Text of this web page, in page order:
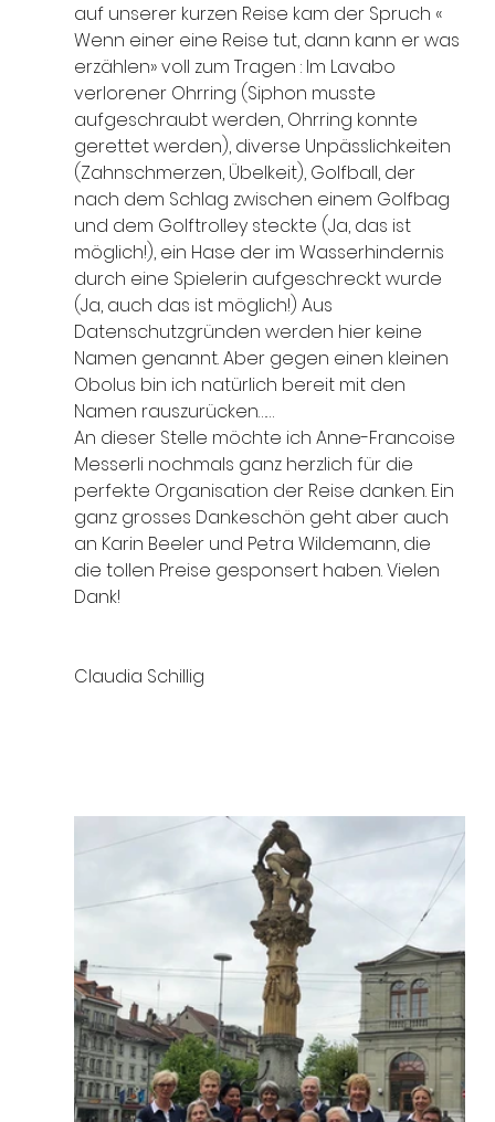
auf unserer kurzen Reise kam der Spruch «
Wenn einer eine Reise tut, dann kann er was
erzählen» voll zum Tragen : Im Lavabo
verlorener Ohrring (Siphon musste
aufgeschraubt werden, Ohrring konnte
gerettet werden), diverse Unpässlichkeiten
(Zahnschmerzen, Übelkeit), Golfball, der
nach dem Schlag zwischen einem Golfbag
und dem Golftrolley steckte (Ja, das ist
möglich!), ein Hase der im Wasserhindernis
durch eine Spielerin aufgeschreckt wurde
(Ja, auch das ist möglich!) Aus
Datenschutzgründen werden hier keine
Namen genannt. Aber gegen einen kleinen
Obolus bin ich natürlich bereit mit den
Namen rauszurücken……
An dieser Stelle möchte ich Anne-Francoise
Messerli nochmals ganz herzlich für die
perfekte Organisation der Reise danken. Ein
ganz grosses Dankeschön geht aber auch
an Karin Beeler und Petra Wildemann, die
die tollen Preise gesponsert haben. Vielen
Dank!
Claudia Schillig